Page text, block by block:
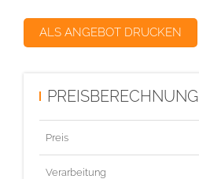
ALS ANGEBOT DRUCKEN
PREISBERECHNUNG
Preis
Verarbeitung